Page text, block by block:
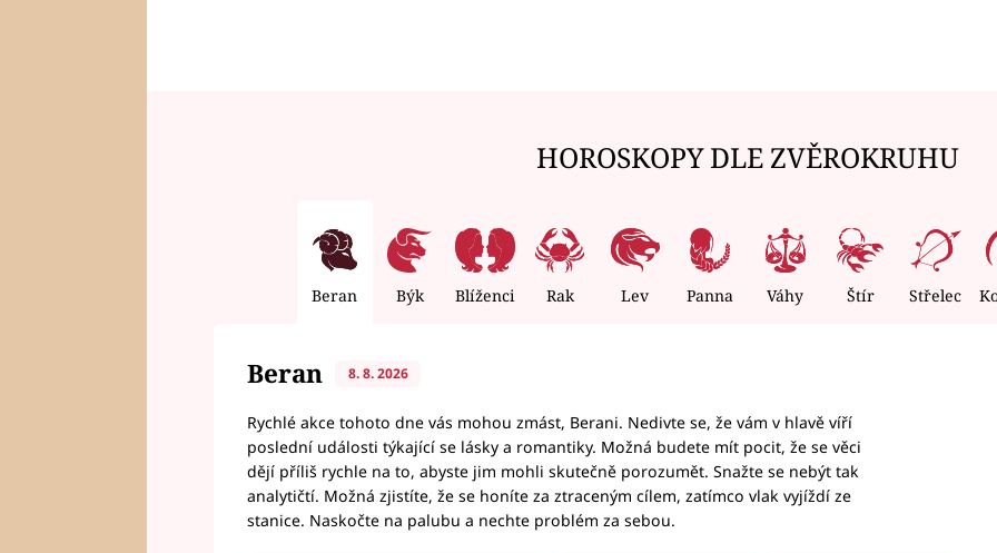
HOROSKOPY DLE ZVĚROKRUHU
Beran Býk Blíženci Rak Lev Panna Váhy Štír Střelec
Beran 8. 8. 2026
Rychlé akce tohoto dne vás mohou zmást, Berani. Nedivte se, že vám v hlavě víří
poslední události týkající se lásky a romantiky. Možná budete mít pocit, že se věci
dějí příliš rychle na to, abyste jim mohli skutečně porozumět. Snažte se nebýt tak
analytičtí. Možná zjistíte, že se honíte za ztraceným cílem, zatímco vlak vyjíždí ze
stanice. Naskočte na palubu a nechte problém za sebou.